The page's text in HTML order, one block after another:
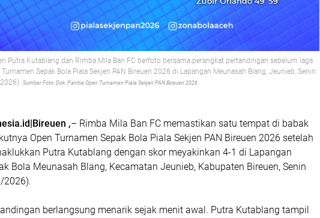
Putra Kutablang dan Rimba Mila Ban FC berfoto bersama perangkat pertandingan sebelum laga
Turnamen Sepak Bola Piala Sekjen PAN Bireuen 2026 di Lapangan Meunasah Blang, Jeunieb, Senin
Sumber Foto: Dok. Panitia Open Turnamen Piala Sekjen PAN Bireuen 2026.
,– Rimba Mila Ban FC memastikan satu tempat di babak
Open Turnamen Sepak Bola Piala Sekjen PAN Bireuen 2026 setelah
Putra Kutablang dengan skor meyakinkan 4-1 di Lapangan
Bola Meunasah Blang, Kecamatan Jeunieb, Kabupaten Bireuen, Senin
2026).
berlangsung menarik sejak menit awal. Putra Kutablang tampil